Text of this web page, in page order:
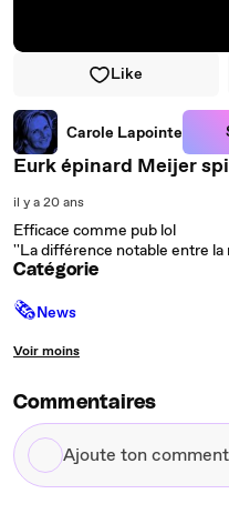
Like
Carole Lapointe
Eurk épinard Meijer
il y a 20 ans
Efficace comme pub lol
''La différence notable entre
Catégorie
🗞News
Voir moins
Commentaires
Ajoute
ton